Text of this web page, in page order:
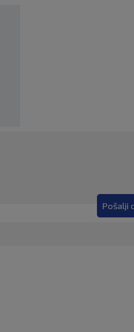
Pošalji